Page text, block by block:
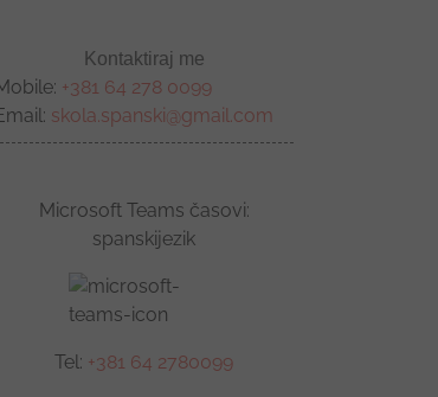
Kontaktiraj me
+381 64 278 0099
skola.spanski@gmail.com
Microsoft Teams časovi:
spanskijezik
Tel: +381 64 2780099